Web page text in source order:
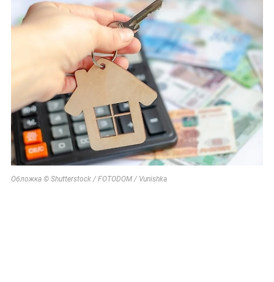
Обложка © Shutterstock / FOTODOM / Vunishka